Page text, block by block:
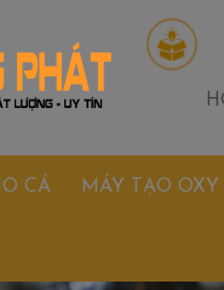
CÁ MÁY TẠO OXY